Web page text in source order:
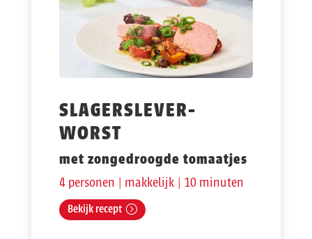
SLAGERSLEVER-
WORST
met zongedroogde tomaatjes
4 personen | makkelijk | 10 minuten
Bekijk recept